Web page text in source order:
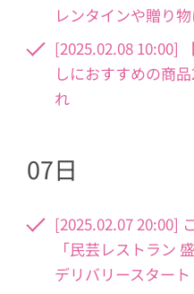
レンタインや贈り
[2025.02.08 10:00]
しにおすすめの商
れ
07日
[2025.02.07 20:00]
「民芸レストラン
デリバリースタート